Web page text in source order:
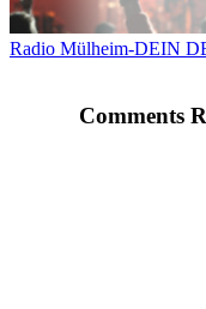
Radio Mülheim-DEIN
Comments